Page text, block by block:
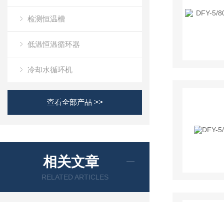
检测恒温槽
低温恒温循环器
冷却水循环机
查看全部产品 >>
相关文章
RELATED ARTICLES